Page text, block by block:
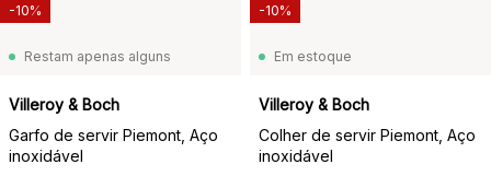
Restam apenas alguns
Villeroy & Boch
Garfo de servir Piemont, Aço
inoxidável
-10%
Em estoque
Villeroy & Boch
Colher de servir Piemont, Aço
inoxidável
-10%